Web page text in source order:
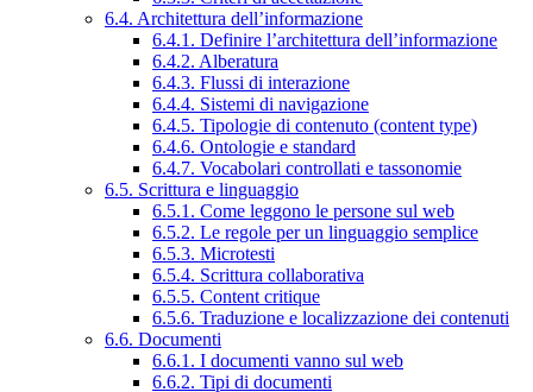
6.4. Architettura dell’informazione
6.4.1. Definire l’architettura dell’informazione
6.4.2. Alberatura
6.4.3. Flussi di interazione
6.4.4. Sistemi di navigazione
6.4.5. Tipologie di contenuto (content type)
6.4.6. Ontologie e standard
6.4.7. Vocabolari controllati e tassonomie
6.5. Scrittura e linguaggio
6.5.1. Come leggono le persone sul web
6.5.2. Le regole per un linguaggio semplice
6.5.3. Microtesti
6.5.4. Scrittura collaborativa
6.5.5. Content critique
6.5.6. Traduzione e localizzazione dei contenuti
6.6. Documenti
6.6.1. I documenti vanno sul web
6.6.2. Tipi di documenti